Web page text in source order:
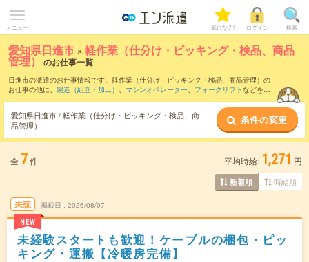
メニュー 気になる! ログイン 検索
愛知県日進市 ×軽作業（仕分け・ピッキング・検品、商品
管理） のお仕事一覧
日進市の派遣のお仕事情報です。軽作業（仕分け・ピッキング・検品、商品管理）の
お仕事の他に、 製造（組立・加工） 、 マシンオペレーター、 フォークリフトなどを取
軽作業（仕分け・ピッキング・検品、商品
管理）のお仕事とは？とは？
愛知県日進市 / 軽作業（仕分け・ピッキング・検品、商
品管理）
条件の変更
全 7件 平均時給: 1,271 円
新着順 時給順
未読
NEW
掲載日 2026/08/07
未経験スタートも歓迎！ケーブルの梱包・ピッ
キング・運搬【冷暖房完備】